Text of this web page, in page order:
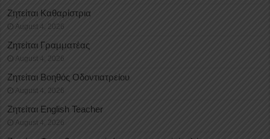
Ζητείται Καθαρίστρια
August 4, 2026
Ζητείται Γραμματέας
August 4, 2026
Ζητείται Βοηθός Οδοντιατρείου
August 4, 2026
Ζητείται English Teacher
August 4, 2026